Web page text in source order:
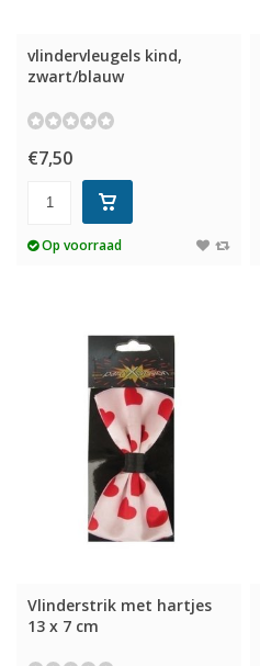
vlindervleugels kind,
zwart/blauw
€7,50
Op voorraad
Vlinderstrik met hartjes
13 x 7 cm